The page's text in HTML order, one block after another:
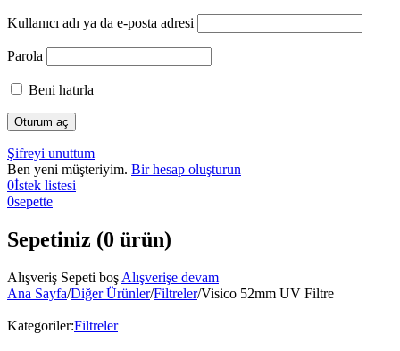
Kullanıcı adı ya da e-posta adresi
Parola
Beni hatırla
Şifreyi unuttum
Ben yeni müşteriyim. Bir hesap oluşturun
0İstek listesi
0sepette
Sepetiniz (0 ürün)
Alışveriş Sepeti boş Alışverişe devam
Ana Sayfa/Diğer Ürünler/Filtreler/Visico 52mm UV Filtre
Kategoriler:Filtreler